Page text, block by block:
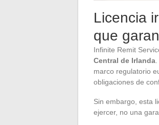
Licencia
que
Infinite Remit
Central de Irlanda
marco regulatorio
obligaciones de
Sin embargo, esta
ejercer, no una